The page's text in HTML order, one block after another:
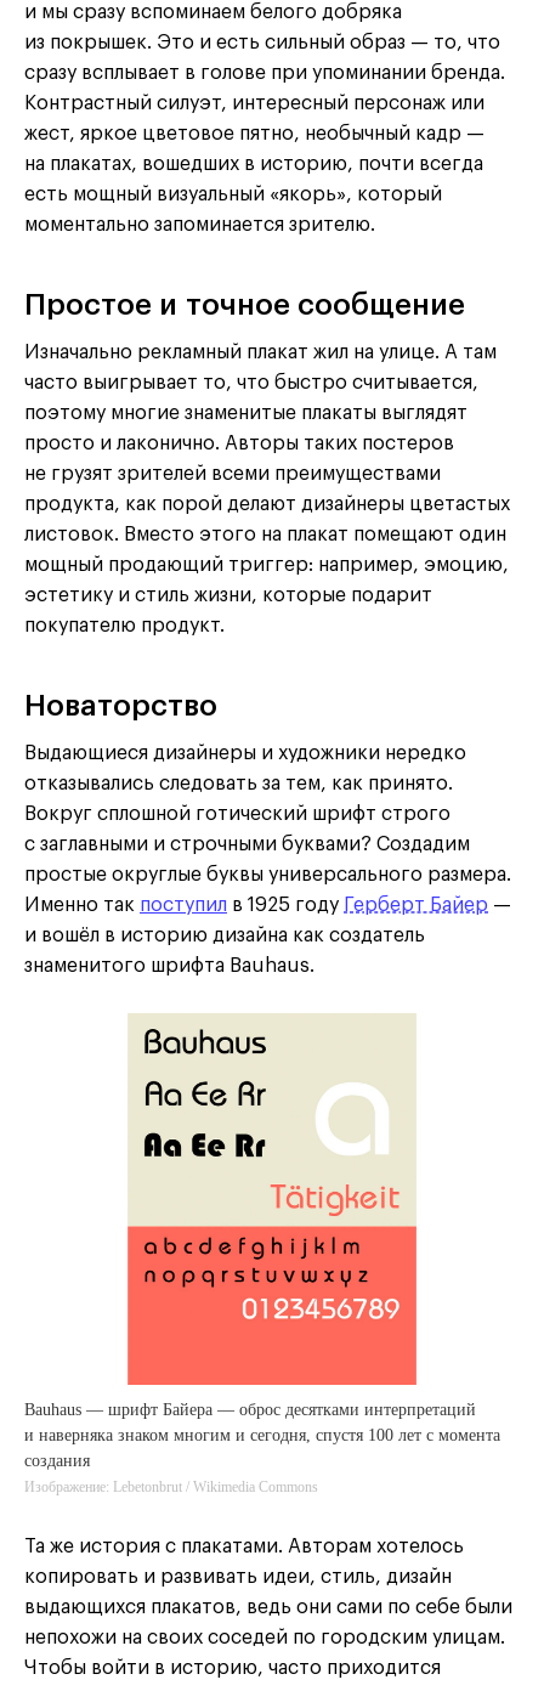
и мы сразу вспоминаем белого добряка
из покрышек. Это и есть сильный образ — то, что
сразу всплывает в голове при упоминании бренда.
Контрастный силуэт, интересный персонаж или
жест, яркое цветовое пятно, необычный кадр —
на плакатах, вошедших в историю, почти всегда
есть мощный визуальный «якорь», который
моментально запоминается зрителю.
Простое и точное сообщение
Изначально рекламный плакат жил на улице. А там
часто выигрывает то, что быстро считывается,
поэтому многие знаменитые плакаты выглядят
просто и лаконично. Авторы таких постеров
не грузят зрителей всеми преимуществами
продукта, как порой делают дизайнеры цветастых
листовок. Вместо этого на плакат помещают один
мощный продающий триггер: например, эмоцию,
эстетику и стиль жизни, которые подарит
покупателю продукт.
Новаторство
Выдающиеся дизайнеры и художники нередко
отказывались следовать за тем, как принято.
Вокруг сплошной готический шрифт строго
с заглавными и строчными буквами? Создадим
простые округлые буквы универсального размера.
Именно так поступил в 1925 году Герберт Байер —
и вошёл в историю дизайна как создатель
знаменитого шрифта Bauhaus.
Bauhaus — шрифт Байера — оброс десятками интерпретаций
и наверняка знаком многим и сегодня, спустя 100 лет с момента
создания
Изображение: Lebetonbrut / Wikimedia Commons
Та же история с плакатами. Авторам хотелось
копировать и развивать идеи, стиль, дизайн
выдающихся плакатов, ведь они сами по себе были
непохожи на своих соседей по городским улицам.
Чтобы войти в историю, часто приходится